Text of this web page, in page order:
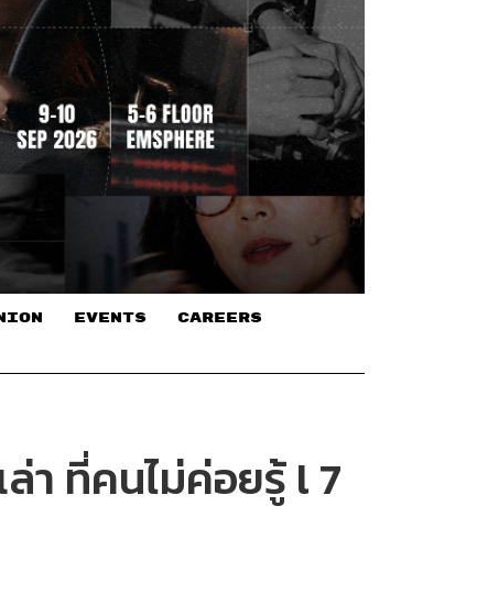
EVENTS CAREERS
า ที่คนไม่ค่อยรู้ l 7